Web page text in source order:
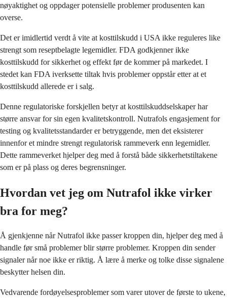
nøyaktighet og oppdager potensielle problemer produsenten kan
overse.
Det er imidlertid verdt å vite at kosttilskudd i USA ikke reguleres like
strengt som reseptbelagte legemidler. FDA godkjenner ikke
kosttilskudd for sikkerhet og effekt før de kommer på markedet. I
stedet kan FDA iverksette tiltak hvis problemer oppstår etter at et
kosttilskudd allerede er i salg.
Denne regulatoriske forskjellen betyr at kosttilskuddselskaper har
større ansvar for sin egen kvalitetskontroll. Nutrafols engasjement for
testing og kvalitetsstandarder er betryggende, men det eksisterer
innenfor et mindre strengt regulatorisk rammeverk enn legemidler.
Dette rammeverket hjelper deg med å forstå både sikkerhetstiltakene
som er på plass og deres begrensninger.
Hvordan vet jeg om Nutrafol ikke virker
bra for meg?
Å gjenkjenne når Nutrafol ikke passer kroppen din, hjelper deg med å
handle før små problemer blir større problemer. Kroppen din sender
signaler når noe ikke er riktig. Å lære å merke og tolke disse signalene
beskytter helsen din.
Vedvarende fordøyelsesproblemer som varer utover de første to ukene,